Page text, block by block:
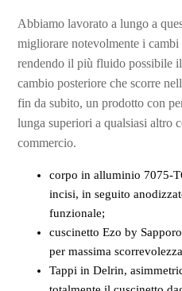
Abbiamo lavorato a lungo a
migliorare notevolmente i
rendendo il più fluido possibile
cambio posteriore che scorre
fin da subito, un prodotto con
lunga superiori a qualsiasi altro
commercio.
corpo in alluminio 7075-
incisi, in seguito
funzionale;
cuscinetto Ezo by
per massima
Tappi in Delrin,